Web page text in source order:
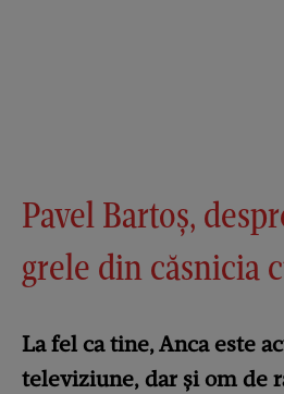
Pavel Bartoș,
grele din căsnicia
La fel ca tine, Anca este
televiziune, dar și om de